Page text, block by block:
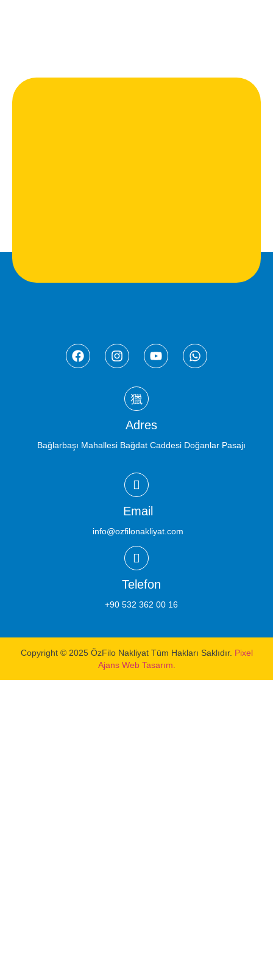
Adres
Bağlarbaşı Mahallesi Bağdat Caddesi Doğanlar Pasajı
Email
info@ozfilonakliyat.com
Telefon
+90 532 362 00 16
Copyright © 2025 ÖzFilo Nakliyat Tüm Hakları Saklıdır. Pixel
Ajans Web Tasarım.